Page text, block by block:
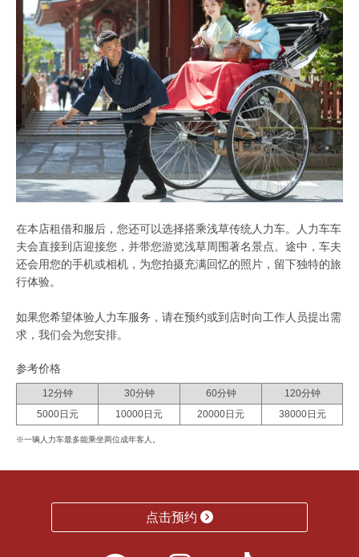
在本店租借和服后，您还可以选择搭乘浅草传统人力车。人力车车
夫会直接到店迎接您，并带您游览浅草周围著名景点。途中，车夫
还会用您的手机或相机，为您拍摄充满回忆的照片，留下独特的旅
行体验。
如果您希望体验人力车服务，请在预约或到店时向工作人员提出需
求，我们会为您安排。
参考价格
12分钟
5000日元
30分钟
10000日元
60分钟
20000日元
120分钟
38000日元
※一辆人力车最多能乘坐两位成年客人。
点击预约